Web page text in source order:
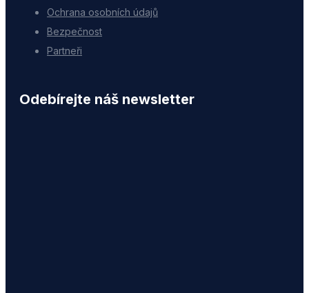
Ochrana osobních údajů
Bezpečnost
Partneři
Odebírejte náš newsletter